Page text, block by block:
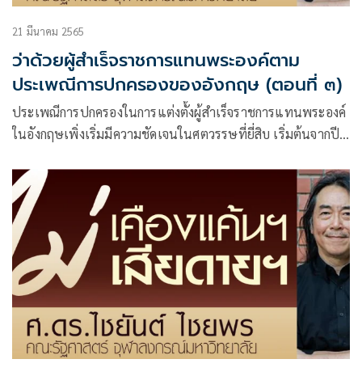
21 มีนาคม 2565
ว่าด้วยผู้สำเร็จราชการแทนพระองค์ตาม
ประเพณีการปกครองของอังกฤษ (ตอนที่ ๓)
ประเพณีการปกครองในการแต่งตั้งผู้สำเร็จราชการแทนพระองค์
ในอังกฤษเพิ่งเริ่มมีความชัดเจนในศตวรรษที่ยี่สิบ เริ่มต้นจากปี
อินเดีย พระองค์ได้ทรงแต่งตั้งสภาผู้สำเร็จราชการแผ่นดินด้วย
เหตุผลที่ว่าพระองค์จะมิทรงประทับอยู่ในราชอาณาจักร และจาก
กรณีการแต่งตั้งสภาผู้สำเร็จราชการแผ่นดินในปี ค.ศ. ๑๙๑๑ นี้
เองจึงเป็นที่มาของแบบแผนปฏิบัติในเวลาต่อมา นั่นคือ ในปี
ค.ศ. ๑๙๒๕